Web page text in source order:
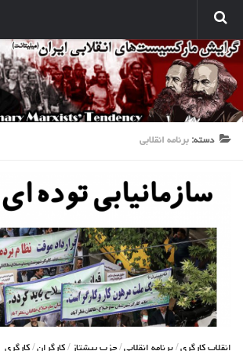
انتشارات
نشریه کارگر میلیتانت
نشر میلیتانت
کتب و جزوات
صدای مارکسیستهای انقلابی
آرشیو مارکسیست ها در اینترنت
بین المللی
بحران امپریالیسم
نبرد کارگری
مسائل اقتصادی
مسایل منطقه
دسته: برنامه انقلابی
انقلاب کارگری / برنامه انقلابی / حزب پیشتاز / کارگران / کارگری